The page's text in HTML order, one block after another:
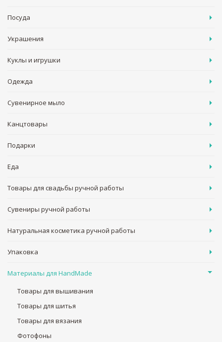
Посуда
Украшения
Куклы и игрушки
Одежда
Сувенирное мыло
Канцтовары
Подарки
Еда
Товары для свадьбы ручной работы
Сувениры ручной работы
Натуральная косметика ручной работы
Упаковка
Материалы для HandMade
Товары для вышивания
Товары для шитья
Товары для вязания
Фотофоны